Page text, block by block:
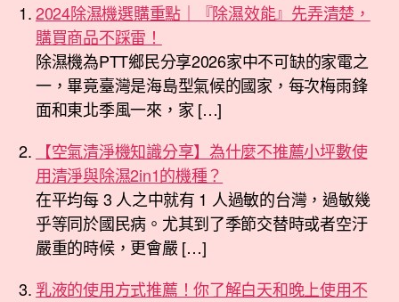
2024除濕機選購重點｜『除濕效能』先弄清楚，
購買商品不踩雷！
除濕機為PTT鄉民分享2026家中不可缺的家電之
一，畢竟臺灣是海島型氣候的國家，每次梅雨鋒
面和東北季風一來，家 […]
【空氣清淨機知識分享】為什麼不推薦小坪數使
用清淨與除濕2in1的機種？
在平均每 3 人之中就有 1 人過敏的台灣，過敏幾
乎等同於國民病。尤其到了季節交替時或者空汙
嚴重的時候，更會嚴 […]
乳液的使用方式推薦！你了解白天和晚上使用不